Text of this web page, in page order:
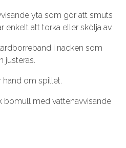
yta som gör att smuts
enkelt att torka eller skölja av.
i nacken som
justeras.
hand om spillet.
bomull med vattenavvisande